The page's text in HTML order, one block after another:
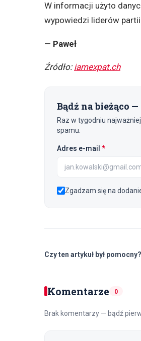
W informacji użyto
wypowiedzi liderów
— Paweł
Źródło: iamexpat.ch
Bądź na bieżąco
Raz w tygodniu
spamu.
Adres e-mail *(wymagane)
Zgadzam się na
Czy ten artykuł był pomocny?
Komentarze 0
Brak komentarzy — bądź